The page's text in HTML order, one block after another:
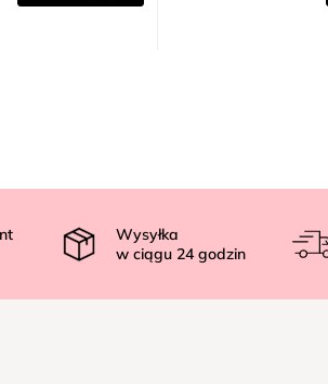
Wysyłka
w ciągu 24 godzin